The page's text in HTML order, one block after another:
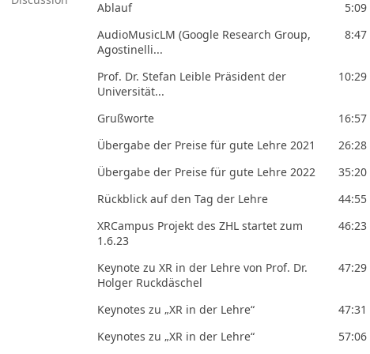
Ablauf
5:09
AudioMusicLM (Google Research Group,
Agostinelli...
8:47
Prof. Dr. Stefan Leible Präsident der
Universität...
10:29
Grußworte
16:57
Übergabe der Preise für gute Lehre 2021
26:28
Übergabe der Preise für gute Lehre 2022
35:20
Rückblick auf den Tag der Lehre
44:55
XRCampus Projekt des ZHL startet zum
1.6.23
46:23
Keynote zu XR in der Lehre von Prof. Dr.
Holger Ruckdäschel
47:29
Keynotes zu „XR in der Lehre“
47:31
Keynotes zu „XR in der Lehre“
57:06